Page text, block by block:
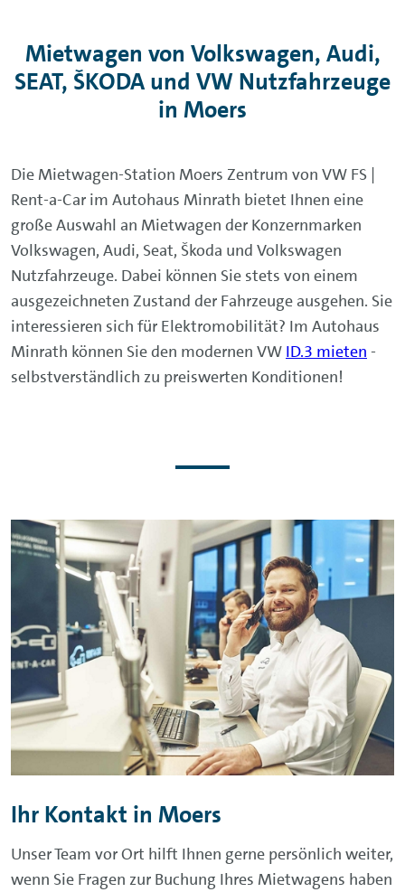
Mietwagen von Volkswagen, Audi,
SEAT, ŠKODA und VW Nutzfahrzeuge
in Moers
Die Mietwagen-Station Moers Zentrum von VW FS |
Rent-a-Car im Autohaus Minrath bietet Ihnen eine
große Auswahl an Mietwagen der Konzernmarken
Volkswagen, Audi, Seat, Škoda und Volkswagen
Nutzfahrzeuge. Dabei können Sie stets von einem
ausgezeichneten Zustand der Fahrzeuge ausgehen. Sie
interessieren sich für Elektromobilität? Im Autohaus
Minrath können Sie den modernen VW ID.3 mieten -
selbstverständlich zu preiswerten Konditionen!
Ihr Kontakt in Moers
Unser Team vor Ort hilft Ihnen gerne persönlich weiter,
wenn Sie Fragen zur Buchung Ihres Mietwagens haben